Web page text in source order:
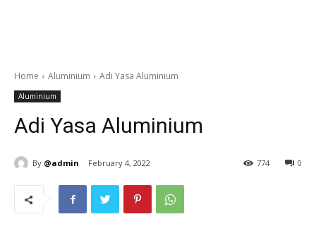
Home Aluminium Adi Yasa Aluminium
Aluminium
Adi Yasa Aluminium
By @admin February 4, 2022 0
774